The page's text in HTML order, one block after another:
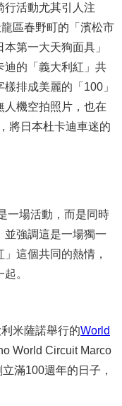
行活動尤其引人注
區春野町的「濱松市
第一大天狗面具」
迪的「義大利紅」共
排成美麗的「100」
人機空拍照片，也在
將日本杜卡迪車迷的
一場活動，而是同時
並強調這是一場獨一
這個共同的熱情，
。
米薩諾舉行的World
World Circuit Marco
滿100週年的日子，